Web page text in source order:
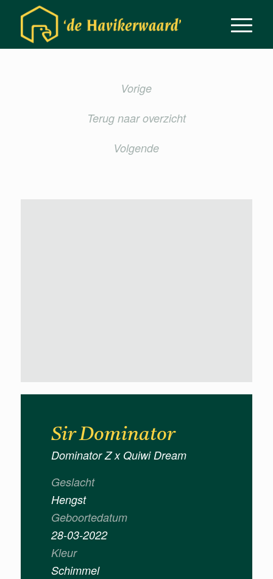
Vorige
Terug naar overzicht
Volgende
Sir Dominator
Dominator Z x Quiwi Dream
Geslacht
Hengst
Geboortedatum
28-03-2022
Kleur
Schimmel